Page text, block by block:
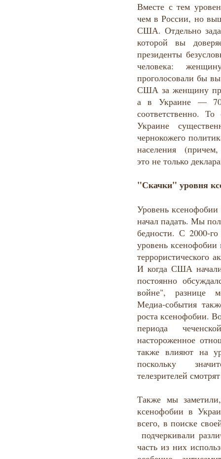
Вместе с тем
чем в России, но
США. Отдельно
которой вы
президенты
человека:
проголосовали бы
США за женщину
а в Украине —
соответственно.
Украине
чернокожего
населения
это не только
"Скачки" уровня
Уровень
начал падать. Мы
бедности. С 2000-
уровень ксенофобии
террористического
И когда США
постоянно
войне", разнице
Медиа-события
роста ксенофобии.
периода
настороженное
также влияют на
поскольку
телезрителей
Также мы
ксенофобии в
всего, в поиске
подчеркивали
часть из них